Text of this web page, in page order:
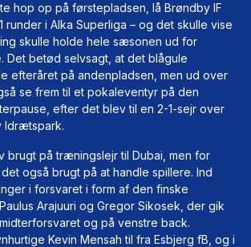
hop op på førstepladsen, lå Brøndby IF
runder i Alka Superliga – og det skulle vise
skulle holde hele sæsonen ud for
Det betød selvsagt, at det blågule
efteråret på andenpladsen, men ud over
se frem til et pokaleventyr på den
efter det blev til en 2-1-sejr over
Idrætspark.
brugt på træningslejr til Dubai, men for
også brugt på at handle spillere. Ind
i forsvaret i form af den finske
Arajuuri og Gregor Sikosek, der gik
og på venstre back.
Kevin Mensah til fra Esbjerg fB, og i